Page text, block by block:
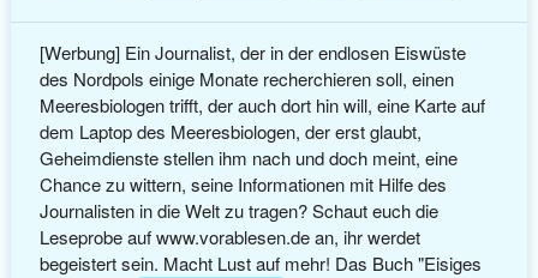
[Werbung] Ein Journalist, der in der endlosen Eiswüste
des Nordpols einige Monate recherchieren soll, einen
Meeresbiologen trifft, der auch dort hin will, eine Karte auf
dem Laptop des Meeresbiologen, der erst glaubt,
Geheimdienste stellen ihm nach und doch meint, eine
Chance zu wittern, seine Informationen mit Hilfe des
Journalisten in die Welt zu tragen? Schaut euch die
Leseprobe auf www.vorablesen.de an, ihr werdet
begeistert sein. Macht Lust auf mehr! Das Buch "Eisiges